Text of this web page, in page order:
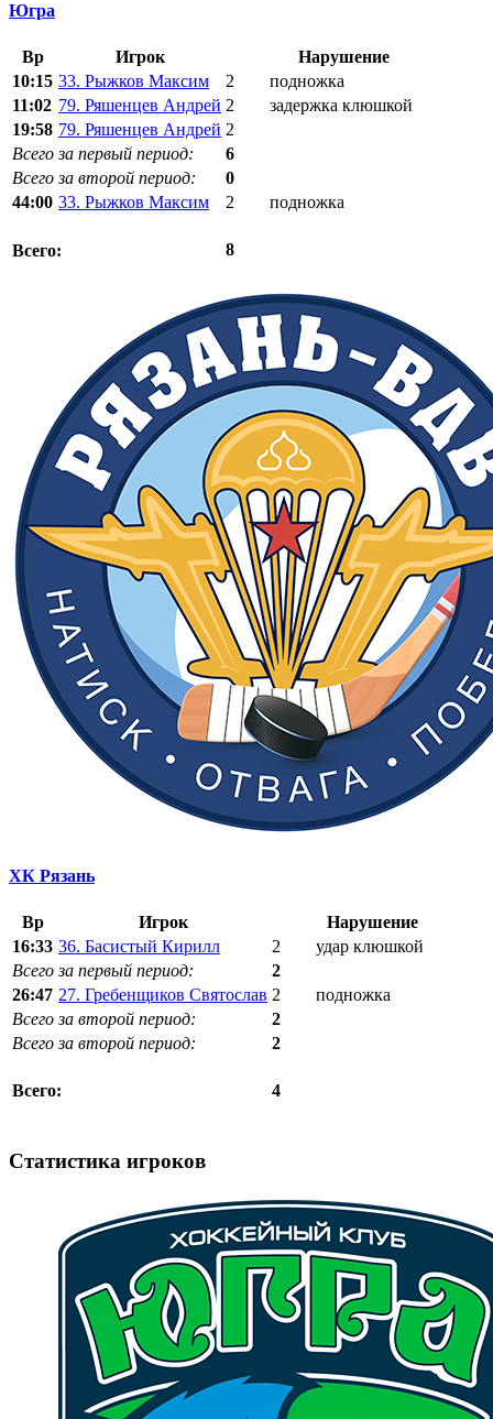
Югра
Вр Игрок
Нарушение
10:15 33. Рыжков Максим 2
подножка
11:02 79. Ряшенцев Андрей 2
задержка клюшкой
19:58 79. Ряшенцев Андрей 2
Всего за первый период:
6
Всего за второй период:
0
44:00 33. Рыжков Максим 2 подножка
Всего: 8
ХК Рязань
Вр Игрок
Нарушение
16:33 36. Басистый Кирилл 2
удар клюшкой
Всего за первый период:
2
26:47 27. Гребенщиков Святослав 2
подножка
Всего за второй период:
2
Всего за второй период:
2
Всего: 4
Статистика игроков